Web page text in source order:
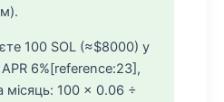
100 SOL (≈$8000) у
6%[reference:23],
місяць: 100 × 0.06 ÷